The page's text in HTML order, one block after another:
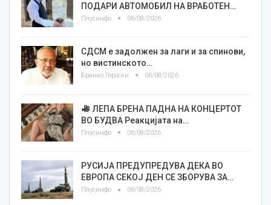
ПОДАРИ АВТОМОБИЛ НА ВРАБОТЕН…
Плусинфо 06/08/2026
СДСМ е задолжен за лаги и за спинови,
но вистинското…
Бранко Героски 06/08/2026
ЛЕПА БРЕНА ПАДНА НА КОНЦЕРТОТ
ВО БУДВА Реакцијата на…
Плусинфо 06/08/2026
РУСИЈА ПРЕДУПРЕДУВА ДЕКА ВО
ЕВРОПА СЕКОЈ ДЕН СЕ ЗБОРУВА ЗА…
Плусинфо 06/08/2026